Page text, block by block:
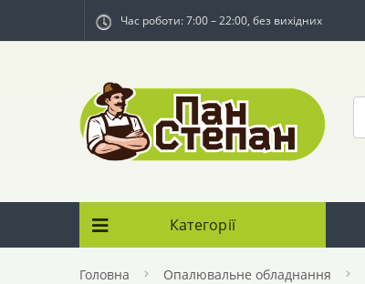
Час роботи: 7:00 – 22:00, без вихідних
Категорії
Головна Опалювальне обладнання